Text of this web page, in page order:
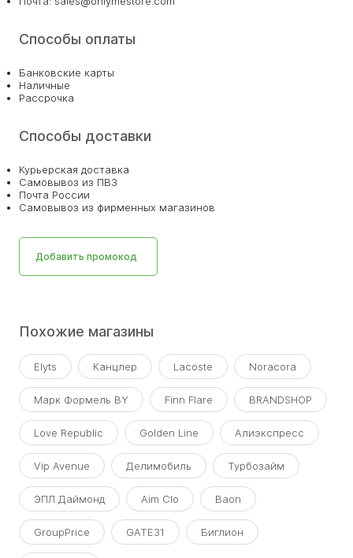
Способы оплаты
Банковские карты
Наличные
Рассрочка
Способы доставки
Курьерская доставка
Самовывоз из ПВЗ
Почта России
Самовывоз из фирменных магазинов
Добавить промокод
Похожие магазины
Elyts Канцлер Lacoste Noracora
Марк Формель BY Finn Flare BRANDSHOP
Love Republic Golden Line Алиэкспресс
Vip Avenue Делимобиль Турбозайм
ЭПЛ Даймонд Aim Clo Baon
GroupPrice GATE31 Биглион